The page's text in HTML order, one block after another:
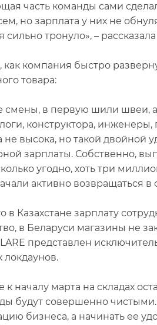
часть команды сами
но зарплата у них не
тронуло», –
как компания быстро
товара:
в первую шили швеи, а
конструктора,
высока, но такой двойной
зарплаты. Собственно,
угодно, хоть три
активно возвращаться в
в Казахстане зарплату
в Беларуси магазины не
представлен
локдаунов.
к началу марта на складах
будут совершенно
бизнеса, а начинать ее